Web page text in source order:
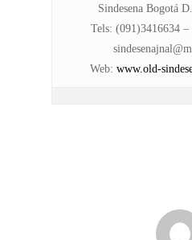
Sindesena Bogotá
Tels: (091)3416634
Web: www.old-